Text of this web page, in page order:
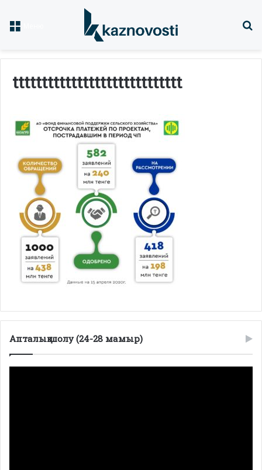
ttttttttttttttttttttttttttttt
Апталық шолу (24-28 мамыр)